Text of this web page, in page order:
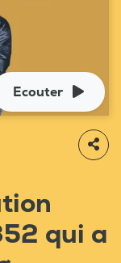
Ecouter
qui a